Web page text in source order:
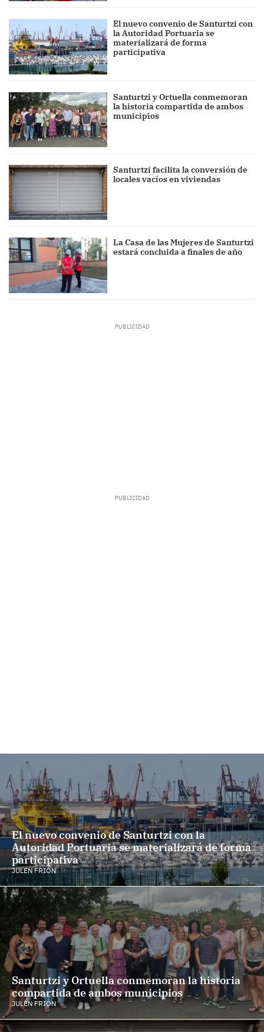
El nuevo convenio de Santurtzi con
la Autoridad Portuaria se
materializará de forma
participativa
Santurtzi y Ortuella conmemoran
la historia compartida de ambos
municipios
Santurtzi facilita la conversión de
locales vacíos en viviendas
La Casa de las Mujeres de Santurtzi
estará concluida a finales de año
El nuevo convenio de Santurtzi con la
Autoridad Portuaria se materializará de forma
participativa
JULEN FRIÓN
Santurtzi y Ortuella conmemoran la historia
compartida de ambos municipios
JULEN FRIÓN